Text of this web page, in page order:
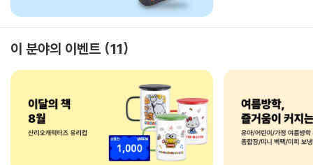
이 분야의 이벤트 11